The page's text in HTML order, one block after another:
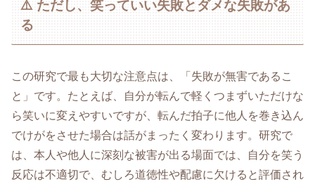
⚠️ ただし、笑っていい失敗とダメな失敗があ
る
この研究で最も大切な注意点は、「失敗が無害であるこ
と」です。たとえば、自分が転んで軽くつまずいただけな
ら笑いに変えやすいですが、転んだ拍子に他人を巻き込ん
でけがをさせた場合は話がまったく変わります。研究で
は、本人や他人に深刻な被害が出る場面では、自分を笑う
反応は不適切で、むしろ道徳性や配慮に欠けると評価され